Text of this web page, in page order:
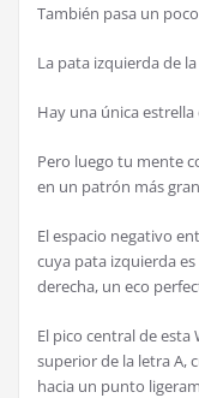
También pasa un
La pata izquierda de
Hay una única estrella
Pero luego tu mente
en un patrón más
El espacio negativo
cuya pata izquierda
derecha, un eco
El pico central de
superior de la letra A,
hacia un punto